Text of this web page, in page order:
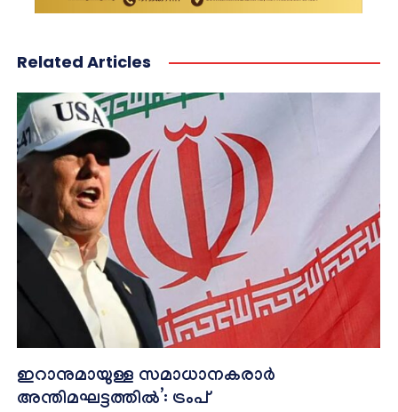
Related Articles
ഇറാനുമായുള്ള സമാധാനകരാർ
അന്തിമഘട്ടത്തിൽ‌’: ട്രംപ്